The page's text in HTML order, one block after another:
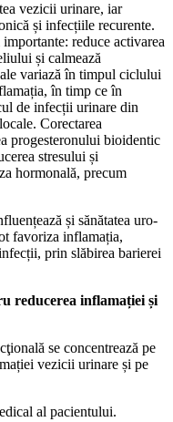
vezicii urinare, iar
și infecțiile recurente.
reduce activarea
și calmează
variază în timpul ciclului
în timp ce în
de infecții urinare din
Corectarea
progesteronului bioidentic
stresului și
hormonală, precum
și sănătatea uro-
favoriza inflamația,
prin slăbirea barierei
reducerea inflamației și
se concentrează pe
vezicii urinare și pe
al pacientului.